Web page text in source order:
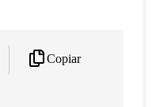
Copiar